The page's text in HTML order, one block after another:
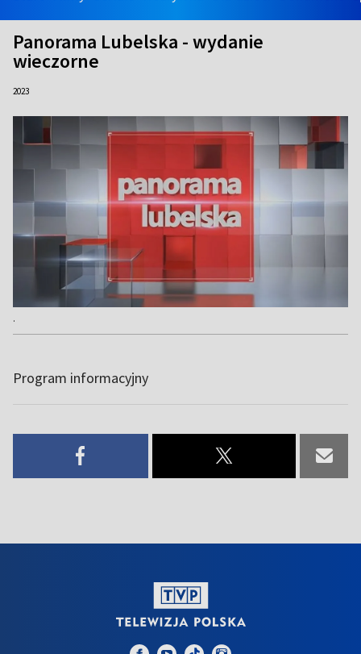
Panorama Lubelska - wydanie
wieczorne
2023
.
Program informacyjny